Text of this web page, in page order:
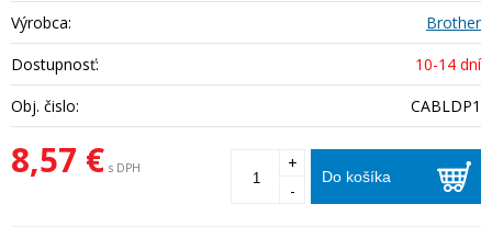
Výrobca:
Brother
Dostupnosť:
10-14 dní
Obj. čislo:
CABLDP1
8,57 € s DPH Do košíka
+
-